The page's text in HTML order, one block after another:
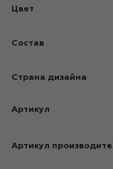
Цвет
Состав
Страна дизайна
Артикул
Артикул